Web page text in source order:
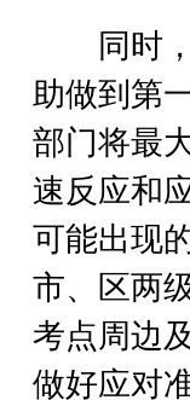
同时，
助做到第
部门将最
速反应和
可能出现
市、区两
考点周边
做好应对